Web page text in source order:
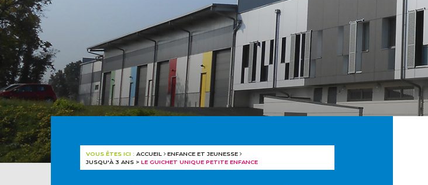
VOUS ÊTES ICI : ACCUEIL
ENFANCE ET JEUNESSE
JUSQU'À 3 ANS > LE GUICHET UNIQUE PETITE ENFANCE